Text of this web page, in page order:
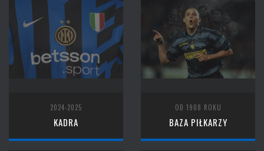
2024-2025
KADRA
OD 1908 ROKU
BAZA PIŁKARZY